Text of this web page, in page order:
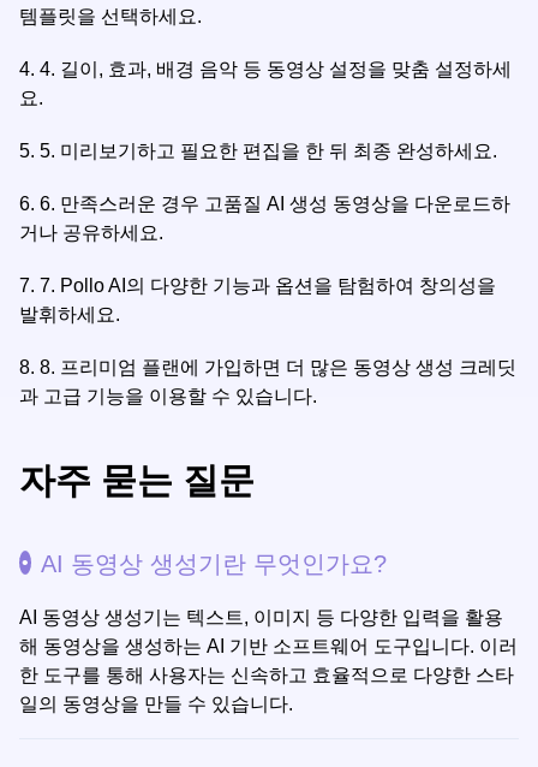
템플릿을 선택하세요.
4. 4. 길이, 효과, 배경 음악 등 동영상 설정을 맞춤 설정하세
요.
5. 5. 미리보기하고 필요한 편집을 한 뒤 최종 완성하세요.
6. 6. 만족스러운 경우 고품질 AI 생성 동영상을 다운로드하
거나 공유하세요.
7. 7. Pollo AI의 다양한 기능과 옵션을 탐험하여 창의성을
발휘하세요.
8. 8. 프리미엄 플랜에 가입하면 더 많은 동영상 생성 크레딧
과 고급 기능을 이용할 수 있습니다.
자주 묻는 질문
AI 동영상 생성기란 무엇인가요?
AI 동영상 생성기는 텍스트, 이미지 등 다양한 입력을 활용
해 동영상을 생성하는 AI 기반 소프트웨어 도구입니다. 이러
한 도구를 통해 사용자는 신속하고 효율적으로 다양한 스타
일의 동영상을 만들 수 있습니다.